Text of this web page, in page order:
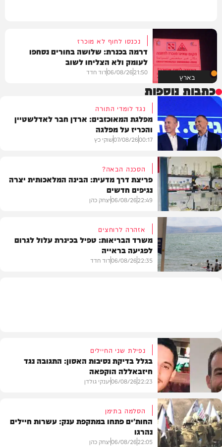
בארץ
נכנסו לחוף לא מוכרז
דרמה בכנרת: שלושה בחורים נסחפו
לעומק ולא הצליחו לשוב
21:50
06/08/26דוד חדד
כתבות נוספות
פוליטי
נגד לומדי התורה
מפלגת המאוכזבים: ארדן חבר לאדלשטיין
והכריז על מפלגה
00:17
07/08/26שוקי כץ
בריאות
הסכנה הבאה?
פריצת דרך מדעית: הבינה המלאכותית יצרה
נגיפים חדשים
22:49
06/08/26יצחק כהן
אזהרה לרוחצים
משרד הבריאות: טפיל בכינרת עלול לגרום
לפגיעה בראייה
22:35
06/08/26דוד חדד
צבא וביטחון
נפילת שני החיילים
בגלל בדיקת נסיבות האסון: התגובה נגד
חיזבאללה הוקפאה
22:23
06/08/26יענקי גולדן
הסלמה בתימן
החות'ים פתחו במתקפת ענק: עשרות חיילים
נהרגו
22:05
06/08/26יצחק כהן